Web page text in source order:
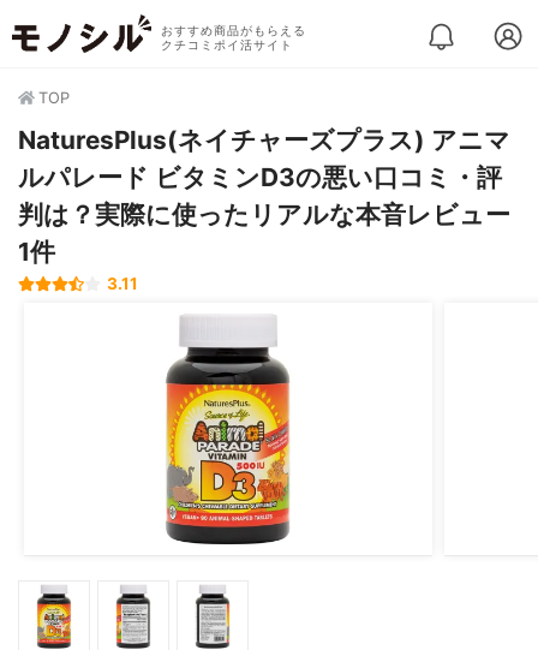
おすすめ商品がもらえる
クチコミポイ活サイト
TOP
NaturesPlus(ネイチャーズプラス) アニマ
ルパレード ビタミンD3の悪い口コミ・評
判は？実際に使ったリアルな本音レビュー
1件
3.11